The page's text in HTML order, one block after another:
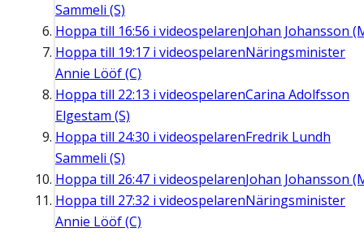
Sammeli (S)
Hoppa till 16:56 i videospelarenJohan Johansson
Hoppa till 19:17 i videospelarenNäringsminister
Annie Lööf (C)
Hoppa till 22:13 i videospelarenCarina Adolfsson
Elgestam (S)
Hoppa till 24:30 i videospelarenFredrik Lundh
Sammeli (S)
Hoppa till 26:47 i videospelarenJohan Johansson
Hoppa till 27:32 i videospelarenNäringsminister
Annie Lööf (C)